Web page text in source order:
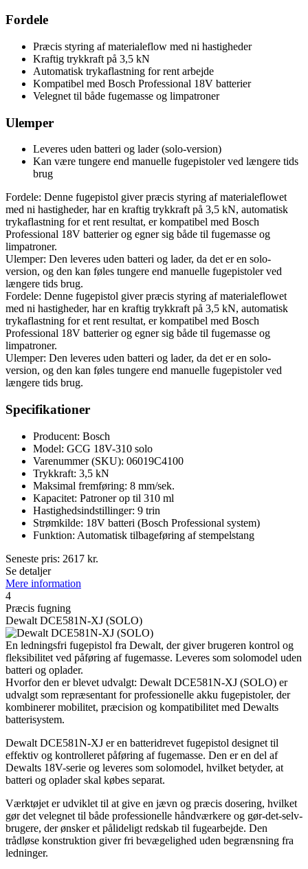
Fordele
Præcis styring af materialeflow med ni hastigheder
Kraftig trykkraft på 3,5 kN
Automatisk trykaflastning for rent arbejde
Kompatibel med Bosch Professional 18V batterier
Velegnet til både fugemasse og limpatroner
Ulemper
Leveres uden batteri og lader (solo-version)
Kan være tungere end manuelle fugepistoler ved længere tids
brug
Fordele: Denne fugepistol giver præcis styring af materialeflowet
med ni hastigheder, har en kraftig trykkraft på 3,5 kN, automatisk
trykaflastning for et rent resultat, er kompatibel med Bosch
Professional 18V batterier og egner sig både til fugemasse og
limpatroner.
Ulemper: Den leveres uden batteri og lader, da det er en solo-
version, og den kan føles tungere end manuelle fugepistoler ved
længere tids brug.
Fordele: Denne fugepistol giver præcis styring af materialeflowet
med ni hastigheder, har en kraftig trykkraft på 3,5 kN, automatisk
trykaflastning for et rent resultat, er kompatibel med Bosch
Professional 18V batterier og egner sig både til fugemasse og
limpatroner.
Ulemper: Den leveres uden batteri og lader, da det er en solo-
version, og den kan føles tungere end manuelle fugepistoler ved
længere tids brug.
Specifikationer
Producent: Bosch
Model: GCG 18V-310 solo
Varenummer (SKU): 06019C4100
Trykkraft: 3,5 kN
Maksimal fremføring: 8 mm/sek.
Kapacitet: Patroner op til 310 ml
Hastighedsindstillinger: 9 trin
Strømkilde: 18V batteri (Bosch Professional system)
Funktion: Automatisk tilbageføring af stempelstang
Seneste pris: 2617 kr.
Se detaljer
Mere information
4
Præcis fugning
Dewalt DCE581N-XJ (SOLO)
En ledningsfri fugepistol fra Dewalt, der giver brugeren kontrol og
fleksibilitet ved påføring af fugemasse. Leveres som solomodel uden
batteri og oplader.
Hvorfor den er blevet udvalgt: Dewalt DCE581N-XJ (SOLO) er
udvalgt som repræsentant for professionelle akku fugepistoler, der
kombinerer mobilitet, præcision og kompatibilitet med Dewalts
batterisystem.
Dewalt DCE581N-XJ er en batteridrevet fugepistol designet til
effektiv og kontrolleret påføring af fugemasse. Den er en del af
Dewalts 18V-serie og leveres som solomodel, hvilket betyder, at
batteri og oplader skal købes separat.
Værktøjet er udviklet til at give en jævn og præcis dosering, hvilket
gør det velegnet til både professionelle håndværkere og gør-det-selv-
brugere, der ønsker et pålideligt redskab til fugearbejde. Den
trådløse konstruktion giver fri bevægelighed uden begrænsning fra
ledninger.